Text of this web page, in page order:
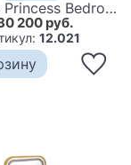
Трельяж Princess Bedroom Dressing Table Small Pink
200 руб.
12.021